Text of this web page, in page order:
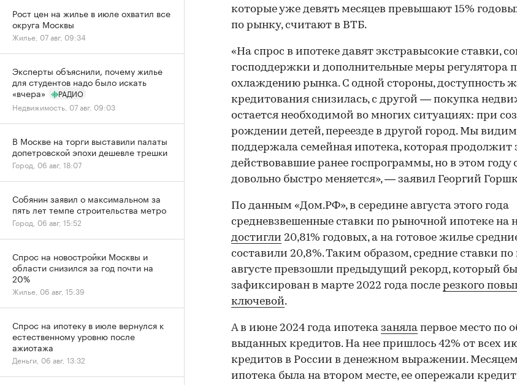
которые уже девять месяцев превышают 15%
по рынку, считают в ВТБ.
«На спрос в ипотеке давят экстравысокие ставки,
господдержки и дополнительные меры регулятора
охлаждению рынка. С одной стороны, доступность
кредитования снизилась, с другой — покупка
остается необходимой во многих ситуациях: при
рождении детей, переезде в другой город. Мы
поддержала семейная ипотека, которая продолжит
действовавшие ранее госпрограммы, но в этом году
довольно быстро меняется», — заявил Георгий
По данным «Дом.РФ», в середине августа этого года
средневзвешенные ставки по рыночной ипотеке на
достигли 20,81% годовых, а на готовое жилье
составили 20,8%. Таким образом, средние ставки по
августе превзошли предыдущий рекорд, который
зафиксирован в марте 2022 года после резкого
ключевой.
А в июне 2024 года ипотека заняла первое место по
выданных кредитов. На нее пришлось 42% от всех
кредитов в России в денежном выражении.
ипотека была на втором месте, ее опережали
Рост цен на жилье в июле охватил все
округа Москвы
Жилье, 07 авг, 09:34
Эксперты объяснили, почему жилье
для студентов надо было искать
«вчера»
РАДИО
Недвижимость, 07 авг, 09:03
В Москве на торги выставили палаты
допетровской эпохи дешевле трешки
Город, 06 авг, 18:07
Собянин заявил о максимальном за
пять лет темпе строительства метро
Город, 06 авг, 15:52
Спрос на новостройки Москвы и
области снизился за год почти на
20%
Жилье, 06 авг, 15:39
Спрос на ипотеку в июле вернулся к
естественному уровню после
ажиотажа
Деньги, 06 авг, 13:32